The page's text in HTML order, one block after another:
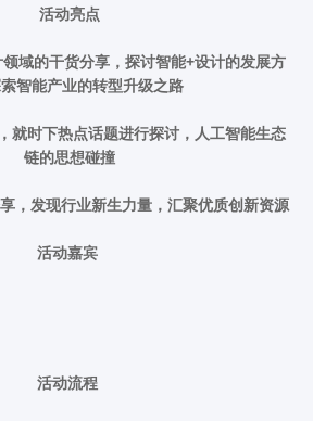
活动亮点
域的干货分享，探讨智能+设计的发展方
智能产业的转型升级之路
就时下热点话题进行探讨，人工智能生态
链的思想碰撞
，发现行业新生力量，汇聚优质创新资源
活动嘉宾
活动流程